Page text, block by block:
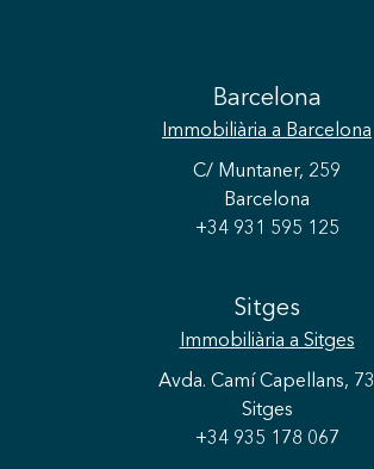
Barcelona
Immobiliària a Barcelona
C/ Muntaner, 259
Barcelona
+34 931 595 125
Sitges
Immobiliària a Sitges
Avda. Camí Capellans, 73
Sitges
+34 935 178 067